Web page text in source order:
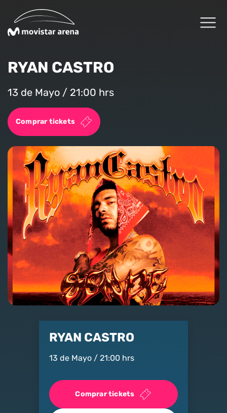
Cartelera
Planifica tu visita
Arena Fans
Arena News
Experiencias Premium
Reservas
Nosotros
Contacto
Club Movistar
modo claro
RYAN CASTRO
13 de Mayo / 21:00 hrs
Comprar tickets
RYAN CASTRO
13 de Mayo / 21:00 hrs
Comprar tickets